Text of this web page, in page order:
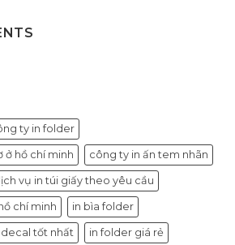
ty in folder
ở hồ chí minh công ty in ấn tem nhãn
vụ in túi giấy theo yêu cầu
chí minh in bìa folder
decal tốt nhất in folder giá rẻ